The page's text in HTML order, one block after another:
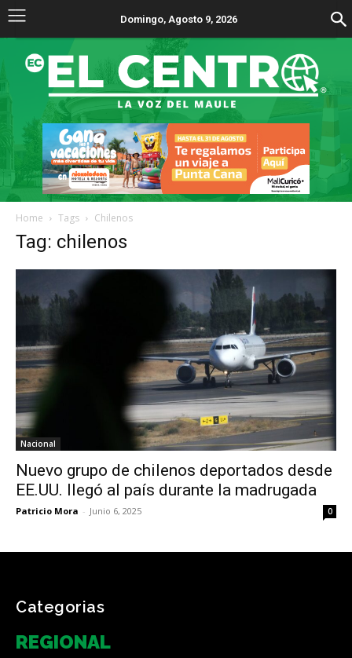
Domingo, Agosto 9, 2026
Home Tags Chilenos
Tag: chilenos
Nacional
Nuevo grupo de chilenos deportados desde
EE.UU. llegó al país durante la madrugada
Patricio Mora - Junio 6, 2025 0
Categorias
REGIONAL